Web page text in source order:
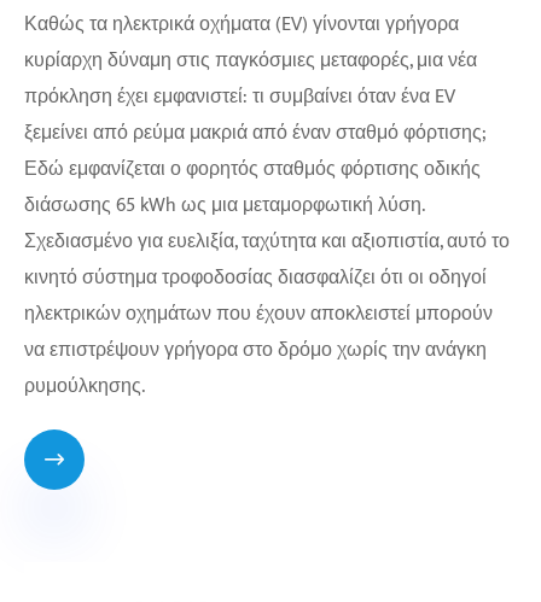
Καθώς τα ηλεκτρικά οχήματα (EV) γίνονται γρήγορα
κυρίαρχη δύναμη στις παγκόσμιες μεταφορές, μια νέα
πρόκληση έχει εμφανιστεί: τι συμβαίνει όταν ένα EV
ξεμείνει από ρεύμα μακριά από έναν σταθμό φόρτισης;
Εδώ εμφανίζεται ο φορητός σταθμός φόρτισης οδικής
διάσωσης 65 kWh ως μια μεταμορφωτική λύση.
Σχεδιασμένο για ευελιξία, ταχύτητα και αξιοπιστία, αυτό το
κινητό σύστημα τροφοδοσίας διασφαλίζει ότι οι οδηγοί
ηλεκτρικών οχημάτων που έχουν αποκλειστεί μπορούν
να επιστρέψουν γρήγορα στο δρόμο χωρίς την ανάγκη
ρυμούλκησης.
